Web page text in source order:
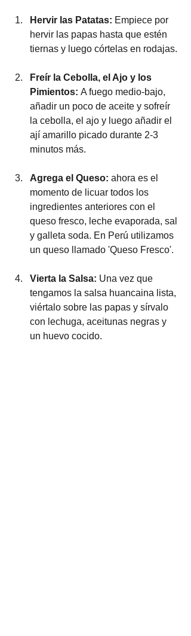
Hervir las Patatas: Empiece por
hervir las papas hasta que estén
tiernas y luego córtelas en rodajas.
Freír la Cebolla, el Ajo y los
Pimientos: A fuego medio-bajo,
añadir un poco de aceite y sofreír
la cebolla, el ajo y luego añadir el
ají amarillo picado durante 2-3
minutos más.
Agrega el Queso: ahora es el
momento de licuar todos los
ingredientes anteriores con el
queso fresco, leche evaporada, sal
y galleta soda. En Perú utilizamos
un queso llamado 'Queso Fresco'.
Vierta la Salsa: Una vez que
tengamos la salsa huancaina lista,
viértalo sobre las papas y sírvalo
con lechuga, aceitunas negras y
un huevo cocido.